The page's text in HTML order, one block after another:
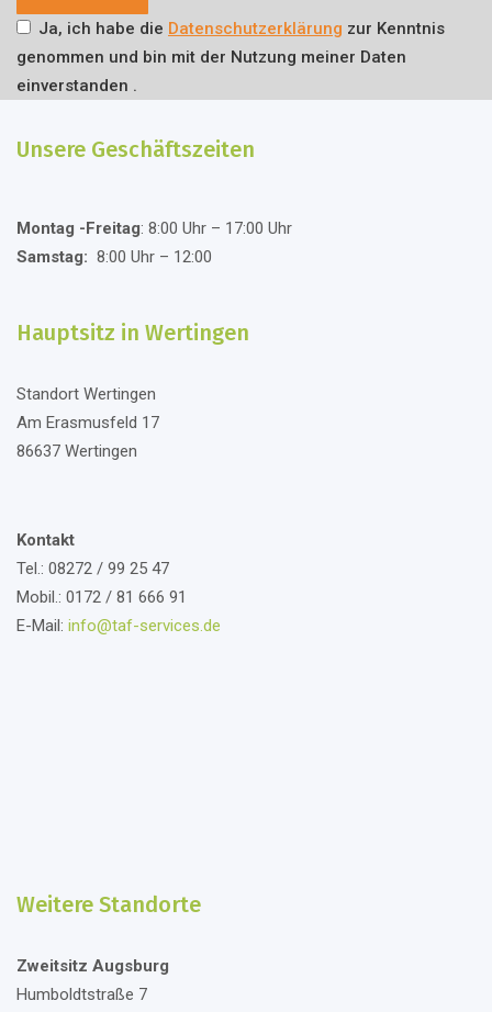
Ja, ich habe die Datenschutzerklärung zur Kenntnis
genommen und bin mit der Nutzung meiner Daten
einverstanden .
Unsere Geschäftszeiten
Montag -Freitag: 8:00 Uhr – 17:00 Uhr
Samstag: 8:00 Uhr – 12:00
Hauptsitz in Wertingen
Standort Wertingen
Am Erasmusfeld 17
86637 Wertingen
Kontakt
Tel.: 08272 / 99 25 47
Mobil.: 0172 / 81 666 91
E-Mail: info@taf-services.de
Weitere Standorte
Zweitsitz Augsburg
Humboldtstraße 7